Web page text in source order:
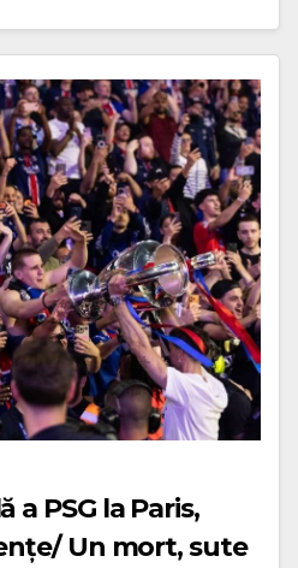
a PSG la Paris,
Un mort, sute